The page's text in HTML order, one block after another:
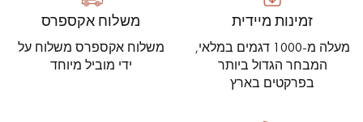
זמינות מיידית
מעלה מ-1000 דגמים במלאי,
המבחר הגדול ביותר
בפרקטים בארץ
משלוח אקספרס
משלוח אקספרס משלוח על
ידי מוביל מיוחד